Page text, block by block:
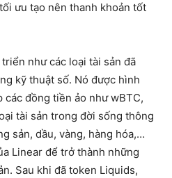
ưu tạo nên thanh khoản tốt
như các loại tài sản đã
kỹ thuật số. Nó được hình
đồng tiền ảo như wBTC,
tài sản trong đời sống thông
sản, dầu, vàng, hàng hóa,…
Linear để trở thành những
Sau khi đã token Liquids,